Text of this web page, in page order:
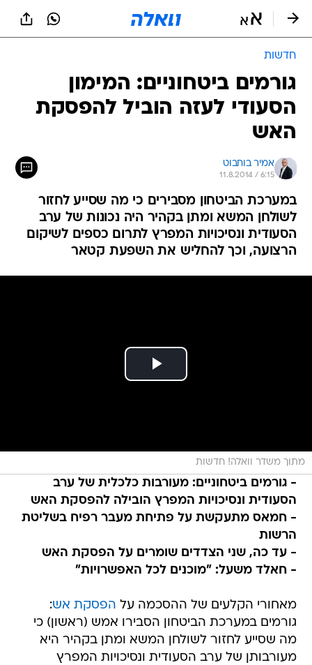
חדשות
גורמים ביטחוניים: המימון
הסעודי לעזה הוביל להפסקת
האש
אמיר בוחבוט
11.8.2014 / 6:15
במערכת הביטחון מסבירים כי מה שסייע לחזור
לשולחן המשא ומתן בקהיר היה נכונות של ערב
הסעודית ונסיכויות המפרץ לתרום כספים לשיקום
הרצועה, וכך להחליש את השפעת קטאר
מתוך משדר וואלה! חדשות
- גורמים ביטחוניים: מעורבות כלכלית של ערב
הסעודית ונסיכויות המפרץ הובילה להפסקת האש
- חמאס מתעקשת על פתיחת מעבר רפיח בשליטת
הרשות
- עד כה, שני הצדדים שומרים על הפסקת האש
- חאלד משעל: "מוכנים לכל האפשרויות"
מאחורי הקלעים של ההסכמה על הפסקת אש:
גורמים במערכת הביטחון הסבירו אמש (ראשון) כי
מה שסייע לחזור לשולחן המשא ומתן בקהיר היא
מעורבותן של ערב הסעודית ונסיכויות המפרץ